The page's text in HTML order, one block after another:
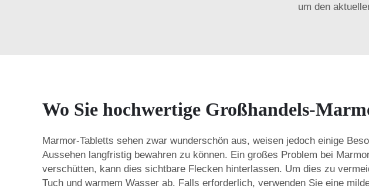
um den
Wo Sie hochwertige Großhandels-
Marmor-Tabletts sehen zwar wunderschön aus, weisen jedoch einige
Aussehen langfristig bewahren zu können. Ein großes Problem bei
verschütten, kann dies sichtbare Flecken hinterlassen. Um dies zu
Tuch und warmem Wasser ab. Falls erforderlich, verwenden Sie eine